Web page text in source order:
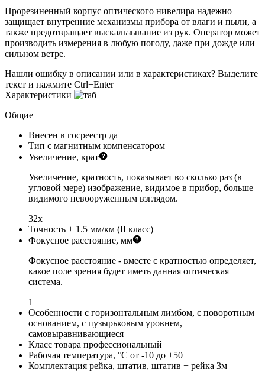
Прорезиненный корпус оптического нивелира надежно
защищает внутренние механизмы прибора от влаги и пыли, а
также предотвращает выскальзывание из рук. Оператор может
производить измерения в любую погоду, даже при дожде или
сильном ветре.
Нашли ошибку в описании или в характеристиках? Выделите
текст и нажмите Ctrl+Enter
Характеристики
Общие
Внесен в госреестр да
Тип с магнитным компенсатором
Увеличение, крат
Увеличение, кратность, показывает во сколько раз (в
угловой мере) изображение, видимое в прибор, больше
видимого невооруженным взглядом.
32x
Точность ± 1.5 мм/км (II класс)
Фокусное расстояние, мм
Фокусное расстояние - вместе с кратностью определяет,
какое поле зрения будет иметь данная оптическая
система.
1
Особенности с горизонтальным лимбом, с поворотным
основанием, с пузырьковым уровнем,
самовыравнивающиеся
Класс товара профессиональный
Рабочая температура, °С от -10 до +50
Комплектация рейка, штатив, штатив + рейка 3м